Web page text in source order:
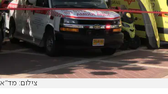
צילום: מד"א